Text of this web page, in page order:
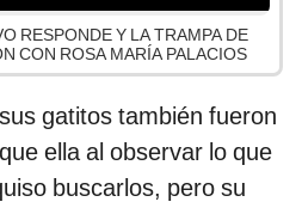
RESPONDE Y LA TRAMPA DE
CON ROSA MARÍA PALACIOS
gatitos también fueron
ella al observar lo que
buscarlos, pero su